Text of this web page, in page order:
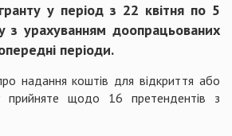
у період з 22 квітня по 5
з урахуванням доопрацьованих
періоди.
надання коштів для відкриття або
прийняте щодо 16 претендентів з